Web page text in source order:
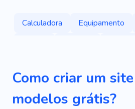
Calculadora Equipamento
Análise
Contabilidade
Consulta
Relatórios
Como criar um
modelos grátis?